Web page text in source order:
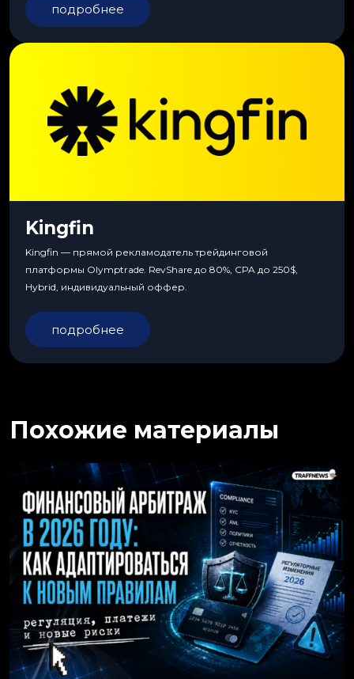
подробнее
Kingfin
Kingfin — прямой рекламодатель трейдинговой
платформы Olymptrade. RevShare до 80%, CPA до 250$,
Hybrid, индивидуальный оффер.
подробнее
Похожие материалы